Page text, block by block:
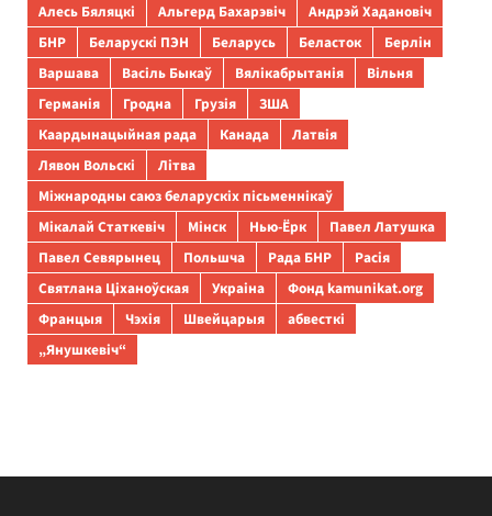
Алесь Бяляцкі
Альгерд Бахарэвіч
Андрэй Хадановіч
БНР
Беларускі ПЭН Беларусь Беласток
Берлін
Варшава
Васіль Быкаў Вялікабрытанія
Вільня
Германія
Гродна Грузія
ЗША
Каардынацыйная рада
Канада
Латвія
Лявон Вольскі
Літва
Міжнародны саюз беларускіх пісьменнікаў
Мікалай Статкевіч
Мінск Нью-Ёрк
Павел Латушка
Павел Севярынец
Польшча Рада БНР
Расія
Святлана Ціханоўская
Украіна
Фонд kamunikat.org
Францыя
Чэхія Швейцарыя
абвесткі
„Янушкевіч“